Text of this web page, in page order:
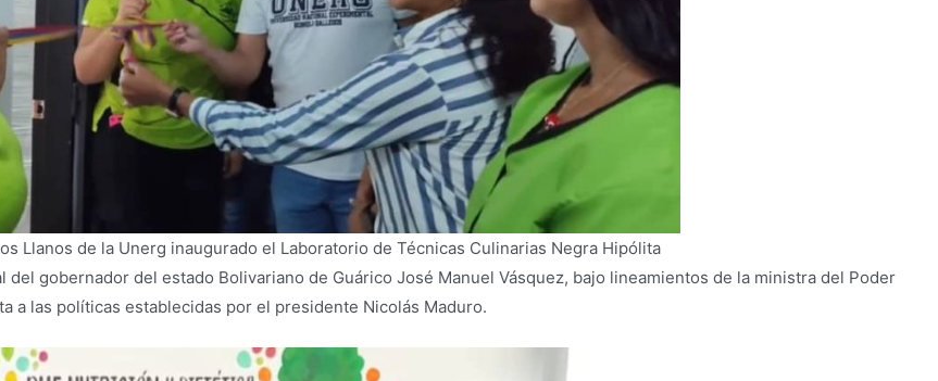
Llanos de la Unerg inaugurado el Laboratorio de Técnicas Culinarias Negra Hipólita
gobernador del estado Bolivariano de Guárico José Manuel Vásquez, bajo lineamientos de la ministra del Poder
a las políticas establecidas por el presidente Nicolás Maduro.